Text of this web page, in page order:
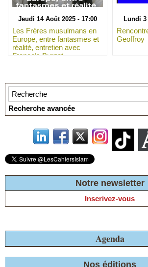
Jeudi 14 Août 2025 - 17:00
Les Frères musulmans en
Europe, entre fantasmes et
réalité, entretien avec
François Burgat
Lundi 3
Geoffroy
Recherche avancée
Notre newsletter
Inscrivez-vous
Agenda
Nos éditions